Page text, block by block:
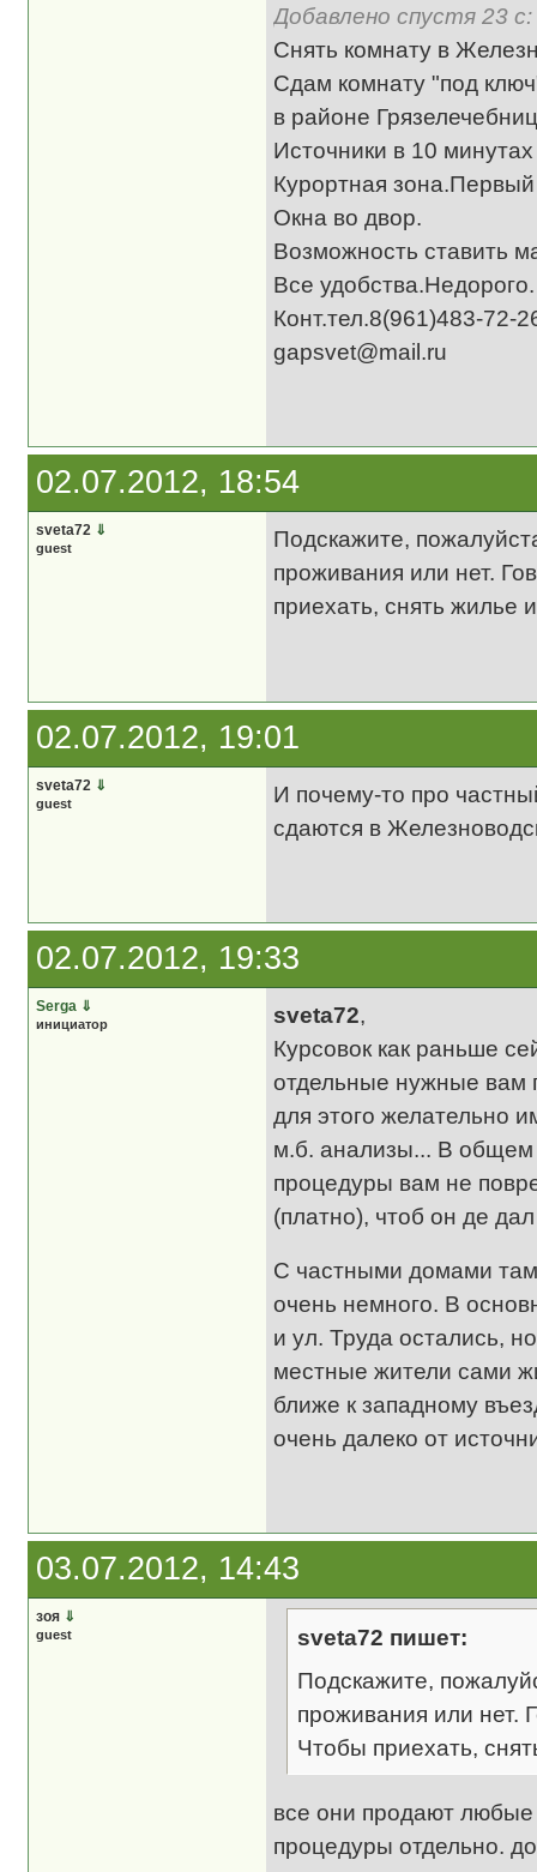
Добавлено спустя 23 с:
Снять комнату в
Сдам комнату "под
в районе
Источники в 10
Курортная
Окна во двор.
Возможность ставить
Все удобства.Недорого.
Конт.тел.8(961)483-72-
gapsvet@mail.ru
02.07.2012, 18:54
sveta72 ⇓
guest
Подскажите,
проживания или нет.
приехать, снять жилье
02.07.2012, 19:01
sveta72 ⇓
guest
И почему-то про
сдаются в
02.07.2012, 19:33
Serga ⇓
инициатор sveta72,
Курсовок как раньше
отдельные нужные вам
для этого желательно
м.б. анализы... В общем
процедуры вам не
(платно), чтоб он де
С частными домами там
очень немного. В
и ул. Труда остались,
местные жители сами
ближе к западному
очень далеко от
03.07.2012, 14:43
зоя ⇓
guest
sveta72 пишет:
Подскажите,
проживания или нет.
Чтобы приехать,
все они продают
процедуры отдельно.